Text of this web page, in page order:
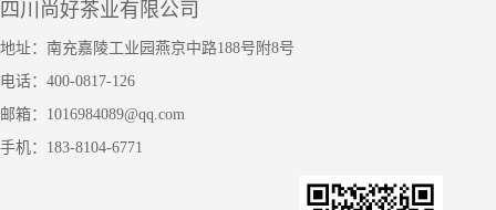
四川尚好茶业有限公司
地址：南充嘉陵工业园燕京中路188号附8号
电话：400-0817-126
邮箱：1016984089@qq.com
手机：183-8104-6771